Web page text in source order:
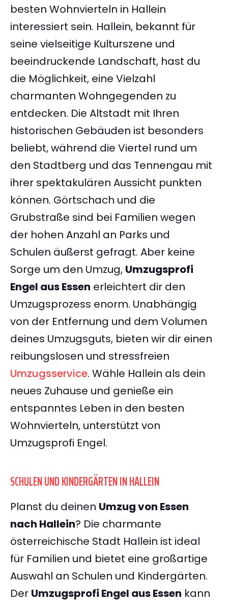
besten Wohnvierteln in Hallein
interessiert sein. Hallein, bekannt für
seine vielseitige Kulturszene und
beeindruckende Landschaft, hast du
die Möglichkeit, eine Vielzahl
charmanten Wohngegenden zu
entdecken. Die Altstadt mit Ihren
historischen Gebäuden ist besonders
beliebt, während die Viertel rund um
den Stadtberg und das Tennengau mit
ihrer spektakulären Aussicht punkten
können. Görtschach und die
Grubstraße sind bei Familien wegen
der hohen Anzahl an Parks und
Schulen äußerst gefragt. Aber keine
Sorge um den Umzug, Umzugsprofi
Engel aus Essen erleichtert dir den
Umzugsprozess enorm. Unabhängig
von der Entfernung und dem Volumen
deines Umzugsguts, bieten wir dir einen
reibungslosen und stressfreien
Umzugsservice. Wähle Hallein als dein
neues Zuhause und genieße ein
entspanntes Leben in den besten
Wohnvierteln, unterstützt von
Umzugsprofi Engel.
SCHULEN UND KINDERGÄRTEN IN HALLEIN
Planst du deinen Umzug von Essen
nach Hallein? Die charmante
österreichische Stadt Hallein ist ideal
für Familien und bietet eine großartige
Auswahl an Schulen und Kindergärten.
Der Umzugsprofi Engel aus Essen kann